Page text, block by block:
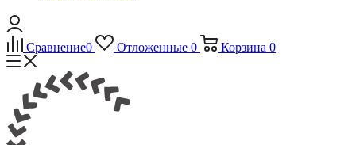
Сравнение0 Отложенные 0 Корзина 0